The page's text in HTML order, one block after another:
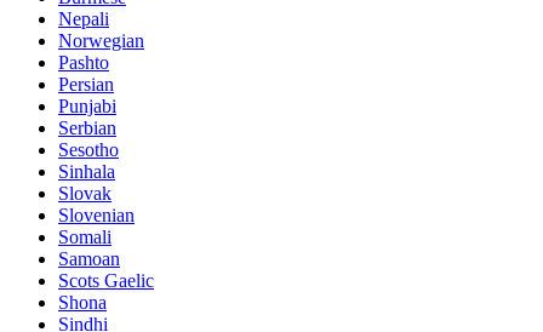
Nepali
Norwegian
Pashto
Persian
Punjabi
Serbian
Sesotho
Sinhala
Slovak
Slovenian
Somali
Samoan
Scots Gaelic
Shona
Sindhi